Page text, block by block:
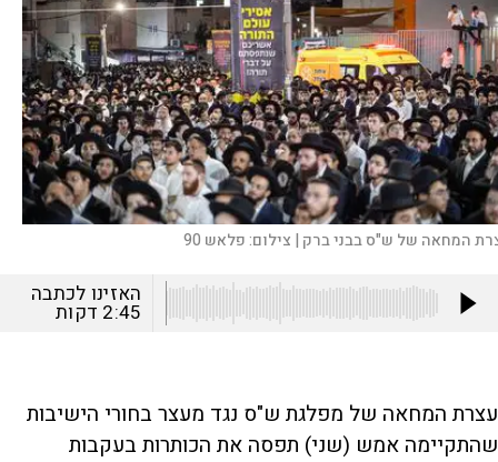
המחאה של ש"ס בבני ברק | צילום:פלאש 90
האזינו לכתבה
2:45 דקות
עצרת המחאה של מפלגת ש"ס נגד מעצר בחורי הישיבות
שהתקיימה אמש (שני) תפסה את הכותרות בעקבות